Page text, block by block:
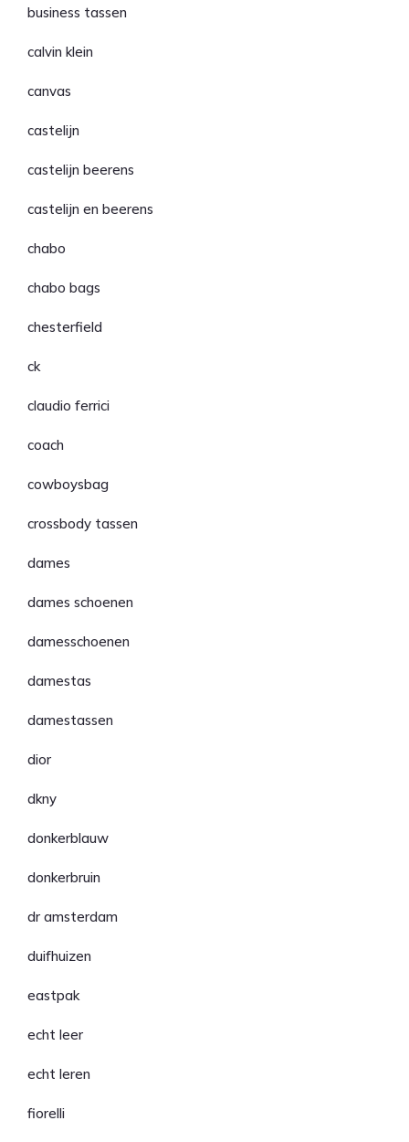
business tassen
calvin klein
canvas
castelijn
castelijn beerens
castelijn en beerens
chabo
chabo bags
chesterfield
ck
claudio ferrici
coach
cowboysbag
crossbody tassen
dames
dames schoenen
damesschoenen
damestas
damestassen
dior
dkny
donkerblauw
donkerbruin
dr amsterdam
duifhuizen
eastpak
echt leer
echt leren
fiorelli